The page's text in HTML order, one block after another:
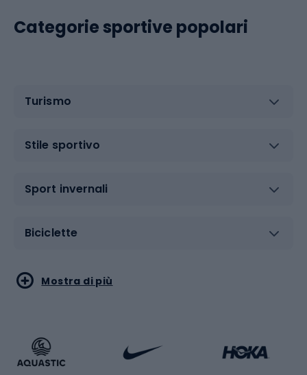
Categorie sportive popolari
Turismo
Stile sportivo
Sport invernali
Biciclette
Sport acquatici
Bikepacking
Sport di arti marziali
Sport con le racchette
Mostra di più